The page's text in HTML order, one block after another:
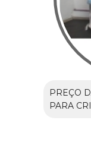
PREÇO
PARA